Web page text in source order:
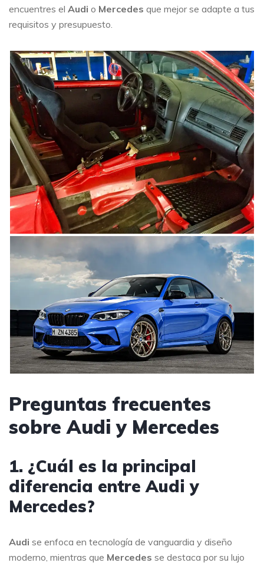
encuentres el Audi o Mercedes que mejor se adapte a tus
requisitos y presupuesto.
Preguntas frecuentes
sobre Audi y Mercedes
1. ¿Cuál es la principal
diferencia entre Audi y
Mercedes?
Audi se enfoca en tecnología de vanguardia y diseño
moderno, mientras que Mercedes se destaca por su lujo